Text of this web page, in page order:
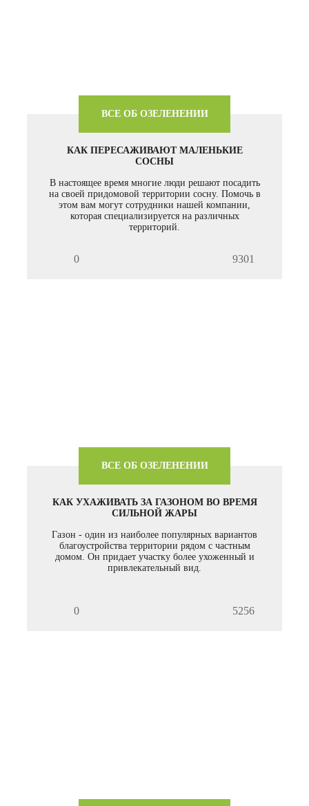
ВСЕ ОБ ОЗЕЛЕНЕНИИ
КАК ПЕРЕСАЖИВАЮТ МАЛЕНЬКИЕ
СОСНЫ
В настоящее время многие люди решают посадить
на своей придомовой территории сосну. Помочь в
этом вам могут сотрудники нашей компании,
которая специализируется на различных
территорий.
0 9301
ВСЕ ОБ ОЗЕЛЕНЕНИИ
КАК УХАЖИВАТЬ ЗА ГАЗОНОМ ВО ВРЕМЯ
СИЛЬНОЙ ЖАРЫ
Газон - один из наиболее популярных вариантов
благоустройства территории рядом с частным
домом. Он придает участку более ухоженный и
привлекательный вид.
0 5256